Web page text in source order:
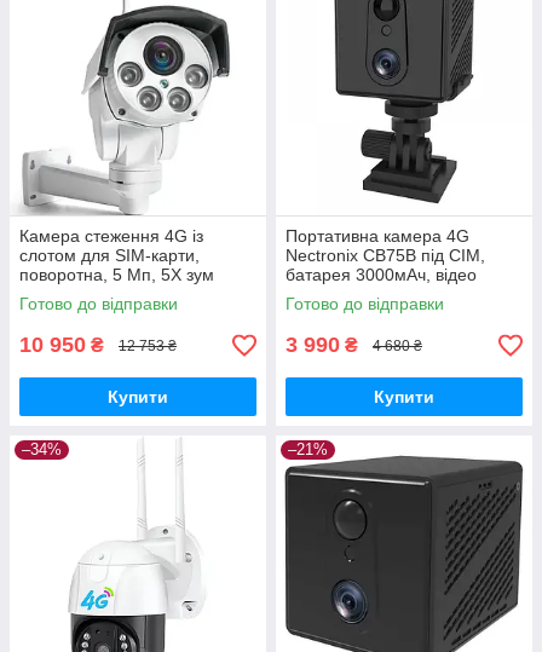
Камера стеження 4G із
слотом для SIM-карти,
поворотна, 5 Мп, 5Х зум
Wondstar NC49W-5XEU
GoodPlace -worry-free-
Готово до відправки
10 950 ₴ 12 753 ₴
Купити
Портативна камера 4G
Nectronix CB75B під СІМ,
батарея 3000мАч, відео
448х256 GoodPlace -worry-
free-shopping-
Готово до відправки
3 990 ₴ 4 680 ₴
Купити
–34% –21%